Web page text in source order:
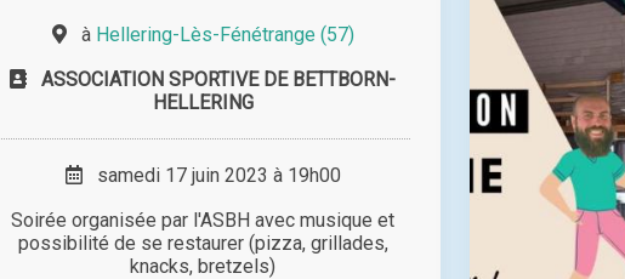
à Hellering-Lès-Fénétrange (57)
ASSOCIATION SPORTIVE DE BETTBORN-
HELLERING
samedi 17 juin 2023 à 19h00
Soirée organisée par l'ASBH avec musique et
possibilité de se restaurer (pizza, grillades,
knacks, bretzels)